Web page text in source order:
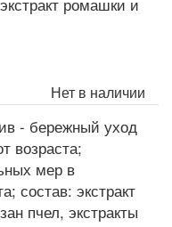
Нет в наличии